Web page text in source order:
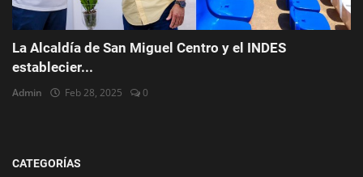
La Alcaldía de San Miguel Centro y el INDES
establecier...
Admin Feb 28, 2025 0
CATEGORÍAS